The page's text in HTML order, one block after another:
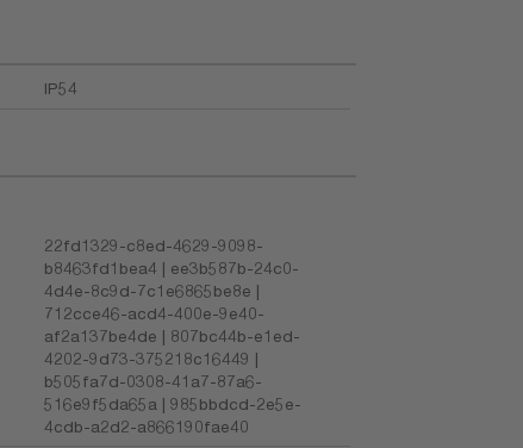
IP54
22fd1329-c8ed-4629-9098-
b8463fd1bea4 | ee3b587b-24c0-
4d4e-8c9d-7c1e6865be8e |
712cce46-acd4-400e-9e40-
af2a137be4de | 807bc44b-e1ed-
4202-9d73-375218c16449 |
b505fa7d-0308-41a7-87a6-
516e9f5da65a | 985bbdcd-2e5e-
4cdb-a2d2-a866190fae40